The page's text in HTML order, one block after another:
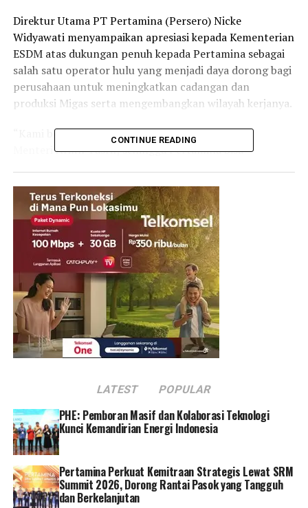
Direktur Utama PT Pertamina (Persero) Nicke
Widyawati menyampaikan apresiasi kepada Kementerian
ESDM atas dukungan penuh kepada Pertamina sebagai
salah satu operator hulu yang menjadi daya dorong bagi
perusahaan untuk meningkatkan cadangan dan
produksi Migas serta mengembangkan wilayah kerjanya.
“Kami berterima kasih atas semua dukungan Pak
Menteri Arifin Tasrif, sehingga Pertamina bisa
kebijakan Pemerintah yang semakin kondusif,” ucap
Nicke.
Selain di sektor hulu, tambah Nicke, dukungan regulasi
Kementerian ESDM juga diterapkan pada kebijakan
harga Solar Subsidi dan Pertalite. Selama lebih dari dua
tahun pandemi Covid-19, Pemerintah menjaga harga
BBM Subsidi jauh di bawah harga pasar, sehingga
Pertamina dapat tetap menyalurkan BBM dengan harga
terjangkau hingga pelosok Nusantara.
“Dengan harga Solar Subsidi dan Pertalite yang stabil, di
dalam menjaga inflasi dan daya beli
masyarakat,”imbuhnya.
Untuk itu, Pertamina terus memperkuat infrastruktur
dan distribusi dengan menambah outlet penyaluran
BBM dan LPG dalam rangka memperluas jaringan dan
mendekatkan titik penjualan kepada masyarakat.
CONTINUE READING
LATEST POPULAR
PHE: Pemboran Masif dan Kolaborasi Teknologi
Kunci Kemandirian Energi Indonesia
Pertamina Perkuat Kemitraan Strategis Lewat SRM
Summit 2026, Dorong Rantai Pasok yang Tangguh
dan Berkelanjutan